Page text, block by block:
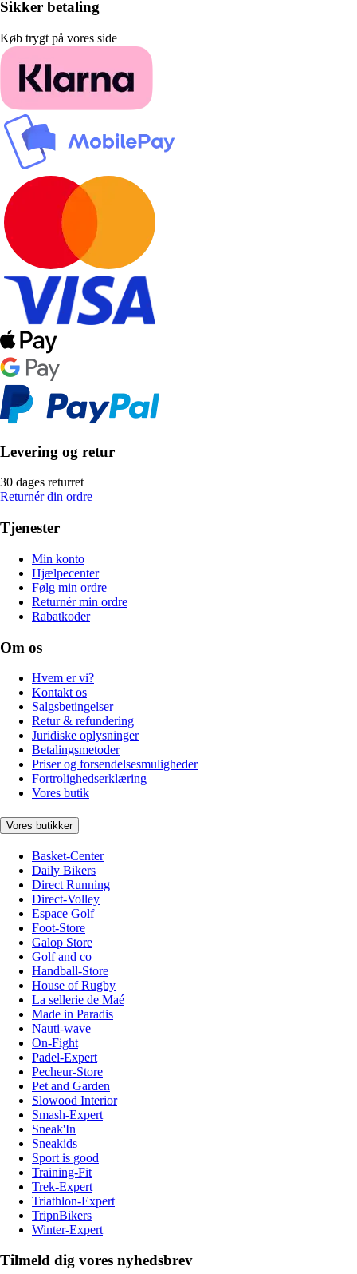
Sikker betaling
Køb trygt på vores side
Levering og retur
30 dages returret
Returnér din ordre
Tjenester
Min konto
Hjælpecenter
Følg min ordre
Returnér min ordre
Rabatkoder
Om os
Hvem er vi?
Kontakt os
Salgsbetingelser
Retur & refundering
Juridiske oplysninger
Betalingsmetoder
Priser og forsendelsesmuligheder
Fortrolighedserklæring
Vores butik
Vores butikker
Basket-Center
Daily Bikers
Direct Running
Direct-Volley
Espace Golf
Foot-Store
Galop Store
Golf and co
Handball-Store
House of Rugby
La sellerie de Maé
Made in Paradis
Nauti-wave
On-Fight
Padel-Expert
Pecheur-Store
Pet and Garden
Slowood Interior
Smash-Expert
Sneak'In
Sneakids
Sport is good
Training-Fit
Trek-Expert
Triathlon-Expert
TripnBikers
Winter-Expert
Tilmeld dig vores nyhedsbrev